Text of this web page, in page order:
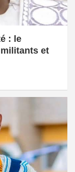
: le
et